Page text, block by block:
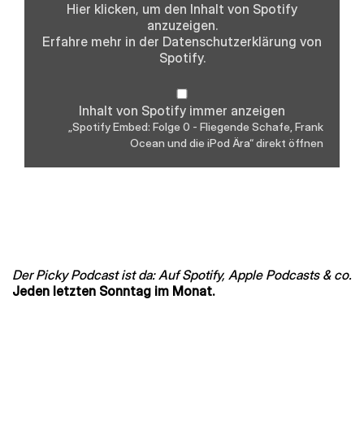
Hier klicken, um den Inhalt von Spotify
anzuzeigen.
Erfahre mehr in der Datenschutzerklärung von
Spotify.
Inhalt von Spotify immer anzeigen
„Spotify Embed: Folge 0 - Fliegende Schafe, Frank
Ocean und die iPod Ära“ direkt öffnen
Der Picky Podcast ist da: Auf Spotify, Apple Podcasts & co.
Jeden letzten Sonntag im Monat.